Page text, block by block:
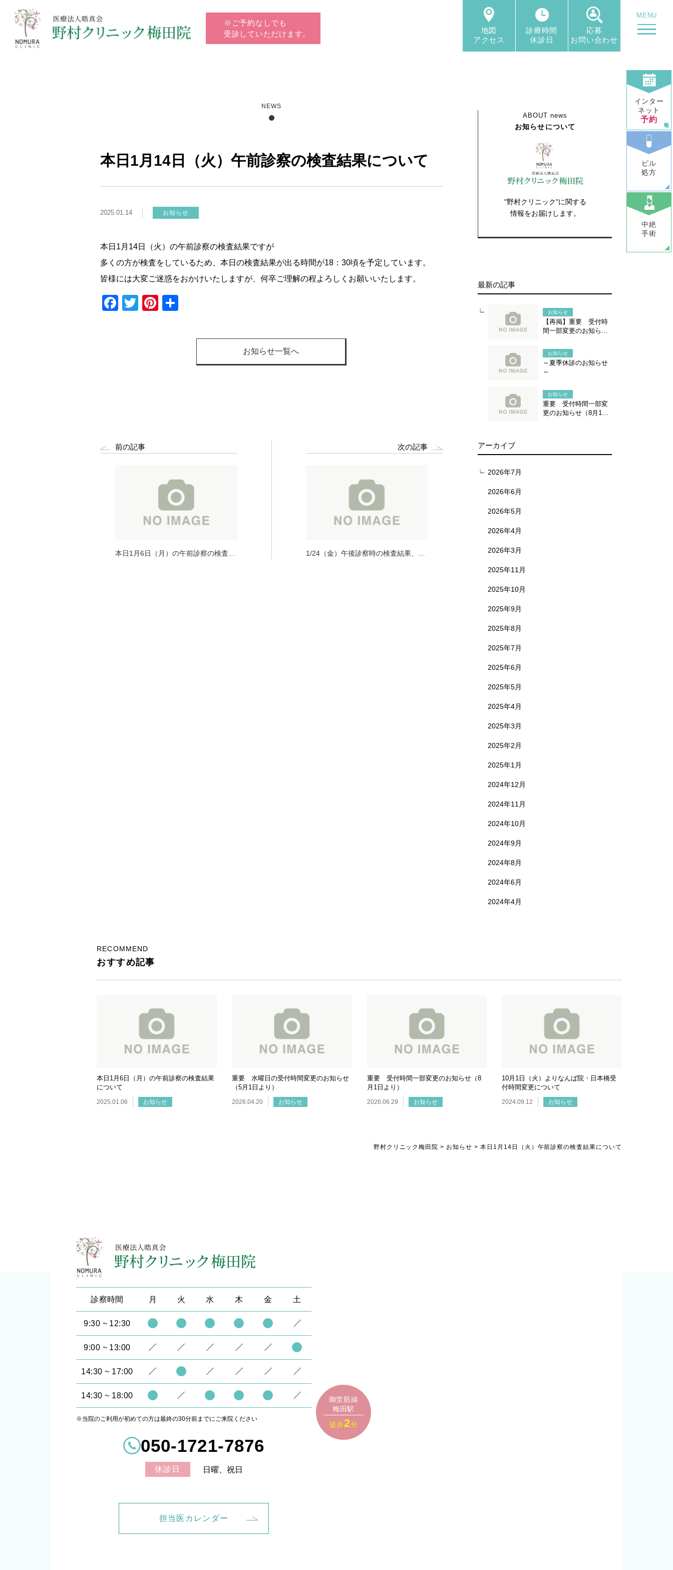
※ご予約なしでも
受診していただけます。
地図
アクセス
診療時間
休診日
応募
お問い合わせ
MENU
インター
ネット
予約
ピル
処方
中絶
手術
本日1月14日（火）午前診察の検査結果について
NEWS
2025.01.14 お知らせ
本日1月14日（火）の午前診察の検査結果ですが
多くの方が検査をしているため、本日の検査結果が出る時間が18：30頃を予定しています。
皆様には大変ご迷惑をおかけいたしますが、何卒ご理解の程よろしくお願いいたします。
Facebook
TwitterPinterest
お知らせ一覧へ
前の記事
本日1月6日（月）の午前診察の検査結
次の記事
1/24（金）午後診察時の検査結果、
ABOUTnews
お知らせについて
"野村クリニック"に関する
情報をお届けします。
最新の記事
お知らせ
【再掲】重要 受付時
間一部変更のお知らせ
お知らせ
～夏季休診のお知らせ
～
お知らせ
重要 受付時間一部変
更のお知らせ（8月1日
アーカイブ
2026年7月
2026年6月
2026年5月
2026年4月
2026年3月
2025年11月
2025年10月
2025年9月
2025年8月
2025年7月
2025年6月
2025年5月
2025年4月
2025年3月
2025年2月
2025年1月
2024年12月
2024年11月
2024年10月
2024年9月
2024年8月
2024年6月
2024年4月
RECOMMEND
おすすめ記事
本日1月6日（月）の午前診察の検査結果
について
2025.01.06 お知らせ
重要 水曜日の受付時間変更のお知らせ
（5月1日より）
2026.04.20 お知らせ
重要 受付時間一部変更のお知らせ（8
月1日より）
2026.06.29 お知らせ
10月1日（火）よりなんば院・日本橋受
付時間変更について
2024.09.12 お知らせ
野村クリニック梅田院 > お知らせ > 本日1月14日（火）午前診察の検査結果について
診察時間 月 火 水 木 金 土
9:30 ~ 12:30
9:00 ~ 13:00
14:30 ~ 17:00
14:30 ~ 18:00
※当院のご利用が初めての方は最終の30分前までにご来院ください
050-1721-7876
休診日 日曜、祝日
担当医カレンダー
御堂筋線
梅田駅
徒歩2分